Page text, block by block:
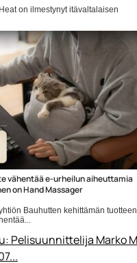
on ilmestynyt itävaltalaisen
vähentää e-urheilun aiheuttamia
on Hand Massager
Bauhutten kehittämän tuotteen